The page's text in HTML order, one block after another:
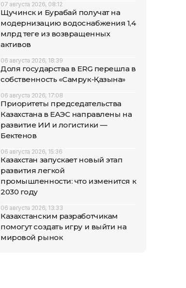
07 августа 2026, 08:12
Щучинск и Бурабай получат на
модернизацию водоснабжения 1,4
млрд теңге из возвращенных
активов
06 августа 2026, 18:39
Доля государства в ERG перешла в
собственность «Самрук-Қазына»
06 августа 2026, 17:08
Приоритеты председательства
Казахстана в ЕАЭС направлены на
развитие ИИ и логистики —
Бектенов
06 августа 2026, 15:36
Казахстан запускает новый этап
развития легкой
промышленности: что изменится к
2030 году
06 августа 2026, 13:33
Казахстанским разработчикам
помогут создать игру и выйти на
мировой рынок